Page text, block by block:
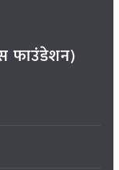
फाउंडेशन)